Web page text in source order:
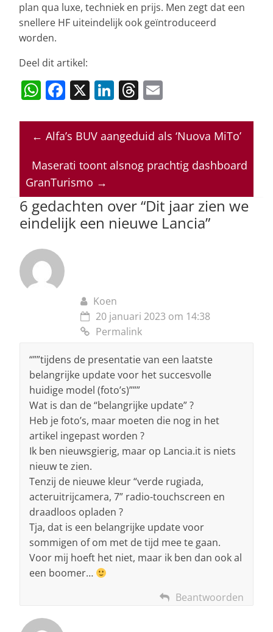
plan qua luxe, techniek en prijs. Men zegt dat een
snellere HF uiteindelijk ook geïntroduceerd
worden.
Deel dit artikel:
W
at
s
A
p
p
F
c
e
b
o
o
k
X Li
k
e
dI
T
re
a
d
ai
l
← Alfa’s BUV aangeduid als ‘Nuova MiTo’
Maserati toont alsnog prachtig dashboard
GranTurismo →
6 gedachten over “Dit jaar zien we
eindelijk een nieuwe Lancia”
Koen
20 januari 2023 om 14:38
Permalink
“””tijdens de presentatie van een laatste
belangrijke update voor het succesvolle
huidige model (foto’s)”””
Wat is dan de “belangrijke update” ?
Heb je foto’s, maar moeten die nog in het
artikel ingepast worden ?
Ik ben nieuwsgierig, maar op Lancia.it is niets
nieuw te zien.
Tenzij de nieuwe kleur “verde rugiada,
acteruitrijcamera, 7” radio-touchscreen en
draadloos opladen ?
Tja, dat is een belangrijke update voor
sommigen of om met de tijd mee te gaan.
Voor mij hoeft het niet, maar ik ben dan ook al
een boomer…
Beantwoorden